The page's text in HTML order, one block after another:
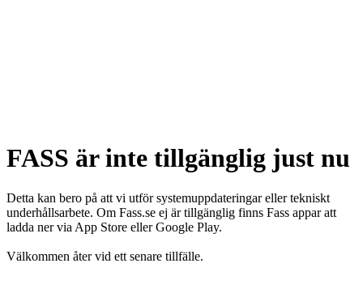
FASS är inte tillgänglig just nu
Detta kan bero på att vi utför systemuppdateringar eller tekniskt
underhållsarbete. Om Fass.se ej är tillgänglig finns Fass appar att
ladda ner via App Store eller Google Play.
Välkommen åter vid ett senare tillfälle.